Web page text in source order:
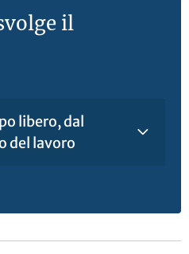
il
libero, dal
del lavoro